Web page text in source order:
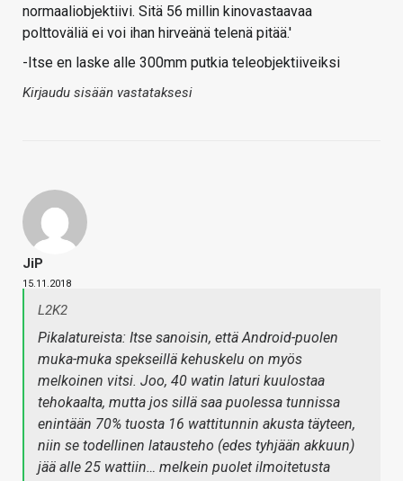
normaaliobjektiivi. Sitä 56 millin kinovastaavaa
polttoväliä ei voi ihan hirveänä telenä pitää.'
-Itse en laske alle 300mm putkia teleobjektiiveiksi
Kirjaudu sisään vastataksesi
JiP
15.11.2018
L2K2
Pikalatureista: Itse sanoisin, että Android-puolen
muka-muka spekseillä kehuskelu on myös
melkoinen vitsi. Joo, 40 watin laturi kuulostaa
tehokaalta, mutta jos sillä saa puolessa tunnissa
enintään 70% tuosta 16 wattitunnin akusta täyteen,
niin se todellinen latausteho (edes tyhjään akkuun)
jää alle 25 wattiin… melkein puolet ilmoitetusta